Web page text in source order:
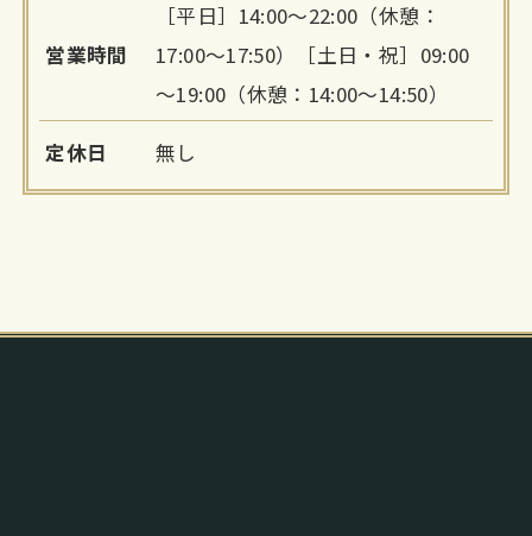
営業時間
［平日］14:00～22:00（休憩：
17:00～17:50）［土日・祝］09:00
～19:00（休憩：14:00～14:50）
定休日 無し